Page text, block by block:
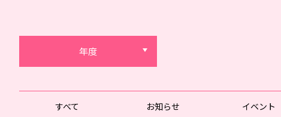
年度
すべて お知らせ イベント